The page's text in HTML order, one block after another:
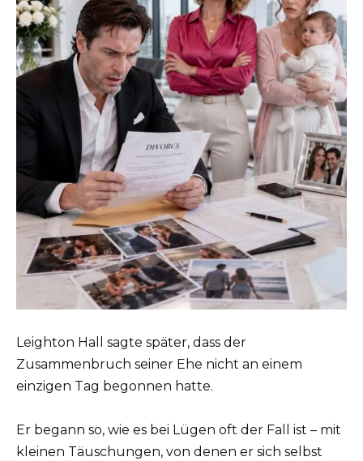
Leighton Hall sagte später, dass der
Zusammenbruch seiner Ehe nicht an einem
einzigen Tag begonnen hatte.
Er begann so, wie es bei Lügen oft der Fall ist – mit
kleinen Täuschungen, von denen er sich selbst